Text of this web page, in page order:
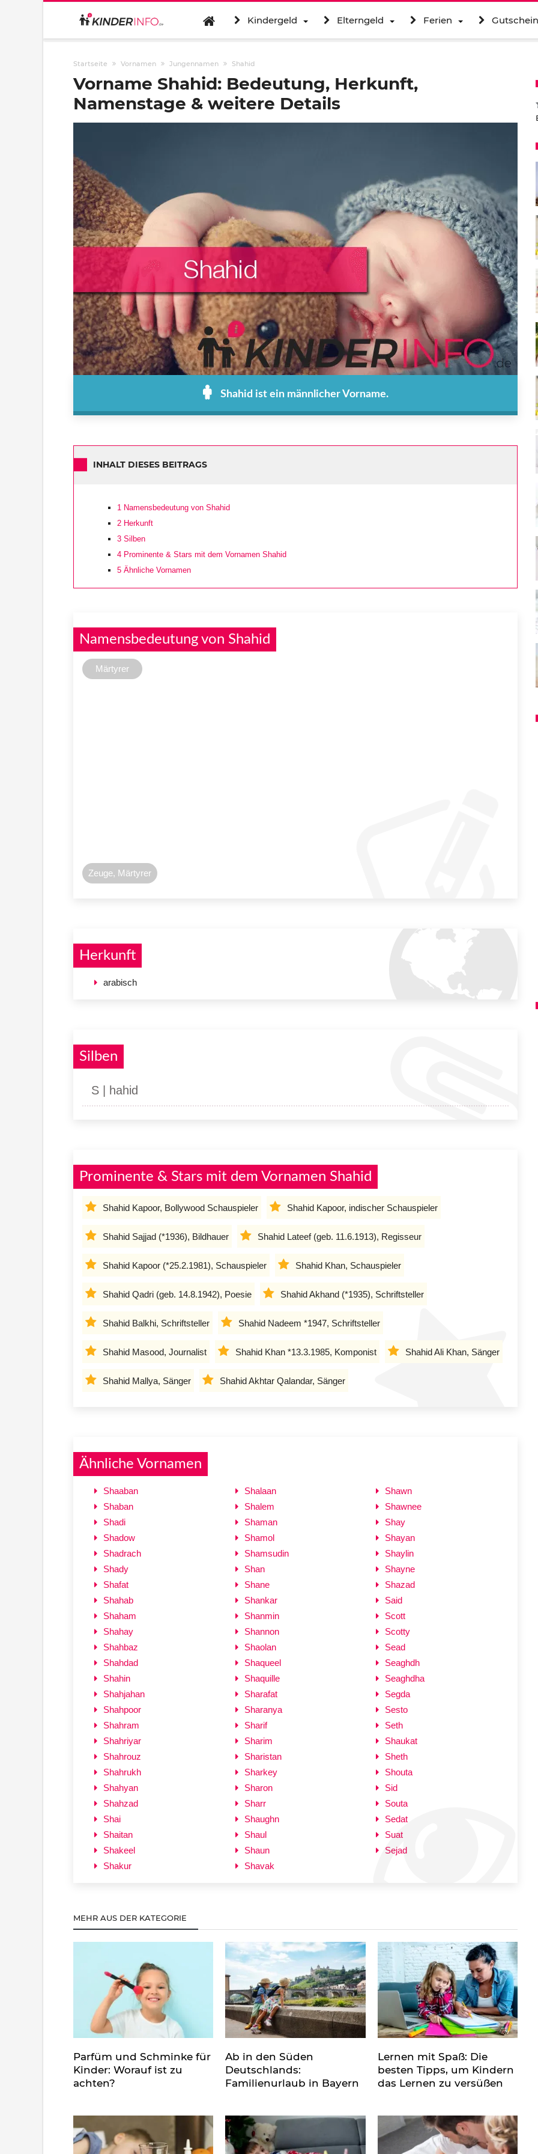
Kindergeld Elterngeld Ferien
Startseite Vornamen Jungennamen Shahid
Vorname Shahid: Bedeutung, Herkunft,
Namenstage & weitere Details
Shahid ist ein männlicher Vorname.
INHALT DIESES BEITRAGS
1 Namensbedeutung von Shahid
2 Herkunft
3 Silben
4 Prominente & Stars mit dem Vornamen Shahid
5 Ähnliche Vornamen
Namensbedeutung von Shahid
Märtyrer
Zeuge, Märtyrer
Herkunft
arabisch
Silben
S | hahid
Prominente & Stars mit dem Vornamen Shahid
Shahid Kapoor, Bollywood Schauspieler Shahid Kapoor, indischer Schauspieler
Shahid Sajjad (*1936), Bildhauer Shahid Lateef (geb. 11.6.1913), Regisseur
Shahid Kapoor (*25.2.1981), Schauspieler Shahid Khan, Schauspieler
Shahid Qadri (geb. 14.8.1942), Poesie Shahid Akhand (*1935), Schriftsteller
Shahid Balkhi, Schriftsteller Shahid Nadeem *1947, Schriftsteller
Shahid Masood, Journalist Shahid Khan *13.3.1985, Komponist Shahid Ali Khan, Sänger
Shahid Mallya, Sänger Shahid Akhtar Qalandar, Sänger
Ähnliche Vornamen
Shaaban
Shaban
Shadi
Shadow
Shadrach
Shady
Shafat
Shahab
Shaham
Shahay
Shahbaz
Shahdad
Shahin
Shahjahan
Shahpoor
Shahram
Shahriyar
Shahrouz
Shahrukh
Shahyan
Shahzad
Shai
Shaitan
Shakeel
Shakur
Shalaan
Shalem
Shaman
Shamol
Shamsudin
Shan
Shane
Shankar
Shanmin
Shannon
Shaolan
Shaqueel
Shaquille
Sharafat
Sharanya
Sharif
Sharim
Sharistan
Sharkey
Sharon
Sharr
Shaughn
Shaul
Shaun
Shavak
Shawn
Shawnee
Shay
Shayan
Shaylin
Shayne
Shazad
Said
Scott
Scotty
Sead
Seaghdh
Seaghdha
Segda
Sesto
Seth
Shaukat
Sheth
Shouta
Sid
Souta
Sedat
Suat
Sejad
MEHR AUS DER KATEGORIE
Parfüm und Schminke für
Kinder: Worauf ist zu
achten?
Ab in den Süden
Deutschlands:
Familienurlaub in Bayern
Lernen mit Spaß: Die
besten Tipps, um Kindern
das Lernen zu versüßen